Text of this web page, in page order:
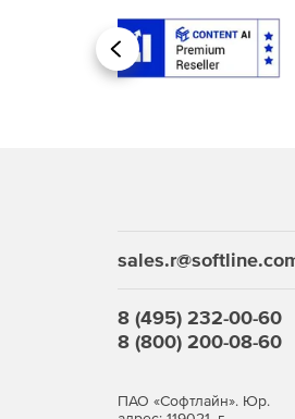
автоматический
интерактивной
между узлами и
создание и
Назад
8 (495) 232-00-60
8 (800) 200-08-60
ПАО «Софтлайн». Юр.